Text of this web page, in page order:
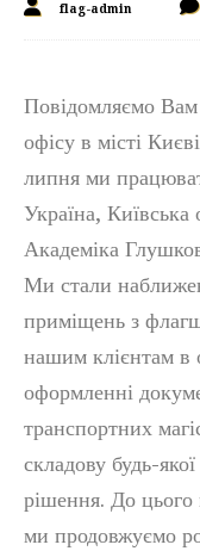
flag-admin
Повідомляємо Вам
офісу в місті
липня ми
Україна, Київська
Академіка
Ми стали
приміщень з
нашим клієнтам в
оформленні
транспортних
складову будь-
рішення. До
ми продовжуємо